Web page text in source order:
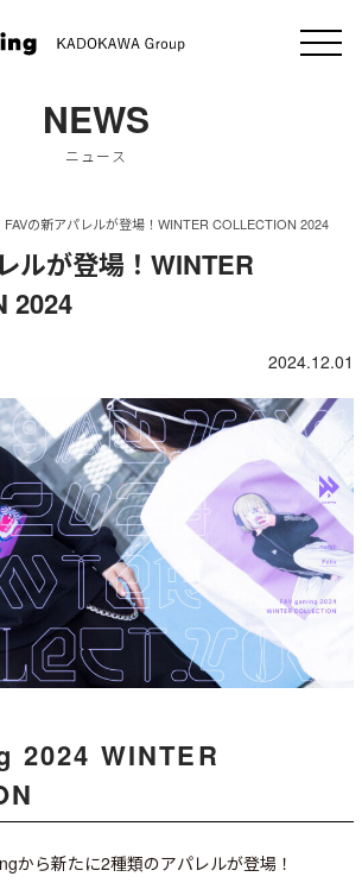
NEWS
ニュース
FAVの新アパレルが登場！WINTER COLLECTION 2024
ルが登場！WINTER
2024
2024.12.01
2024 WINTER
から新たに2種類のアパレルが登場！